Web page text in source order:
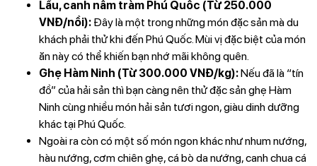
Lẩu, canh nấm tràm Phú Quốc (Từ 250.000
VNĐ/nồi): Đây là một trong những món đặc sản mà du
khách phải thử khi đến Phú Quốc. Mùi vị đặc biệt của món
ăn này có thể khiến bạn nhớ mãi không quên.
Ghẹ Hàm Ninh (Từ 300.000 VNĐ/kg):Nếu đã là “tín
đồ” của hải sản thì bạn càng nên thử đặc sản ghẹ Hàm
Ninh cùng nhiều món hải sản tươi ngon, giàu dinh dưỡng
khác tại Phú Quốc.
Ngoài ra còn có một số món ngon khác như nhum nướng,
hàu nướng, cơm chiên ghẹ, cá bò da nướng, canh chua cá